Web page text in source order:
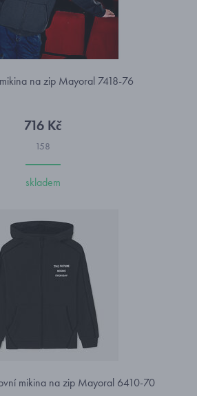
na zip Mayoral 7418-76
716 Kč
158
skladem
mikina na zip Mayoral 6410-70